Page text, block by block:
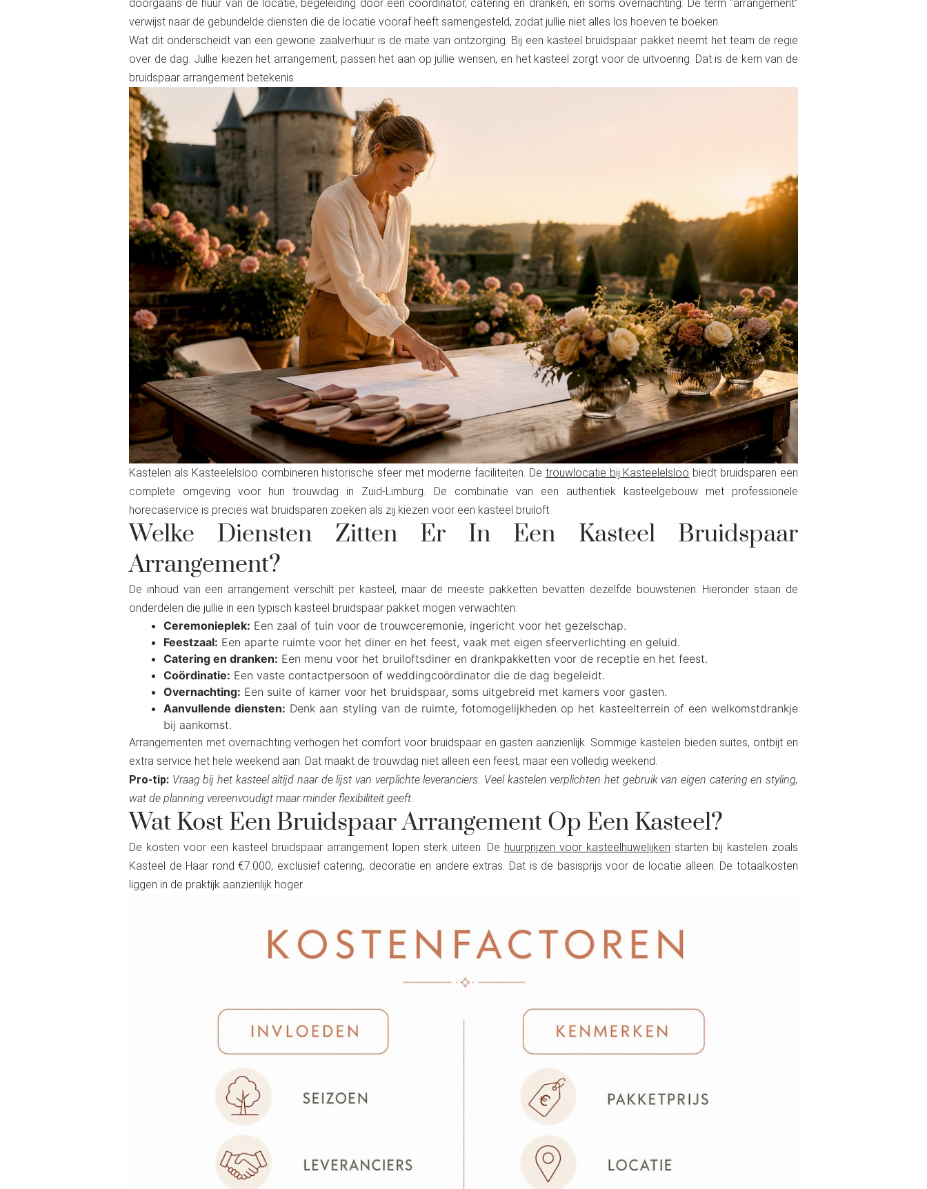
doorgaans de huur van de locatie, begeleiding door een coördinator, catering en dranken, en soms overnachting. De term “arrangement”
verwijst naar de gebundelde diensten die de locatie vooraf heeft samengesteld, zodat jullie niet alles los hoeven te boeken.
Wat dit onderscheidt van een gewone zaalverhuur is de mate van ontzorging. Bij een kasteel bruidspaar pakket neemt het team de regie
over de dag. Jullie kiezen het arrangement, passen het aan op jullie wensen, en het kasteel zorgt voor de uitvoering. Dat is de kern van de
bruidspaar arrangement betekenis.
Kastelen als Kasteelelsloo combineren historische sfeer met moderne faciliteiten. De trouwlocatie bij Kasteelelsloo biedt bruidsparen een
complete omgeving voor hun trouwdag in Zuid-Limburg. De combinatie van een authentiek kasteelgebouw met professionele
horecaservice is precies wat bruidsparen zoeken als zij kiezen voor een kasteel bruiloft.
Welke Diensten Zitten Er In Een Kasteel Bruidspaar
Arrangement?
De inhoud van een arrangement verschilt per kasteel, maar de meeste pakketten bevatten dezelfde bouwstenen. Hieronder staan de
onderdelen die jullie in een typisch kasteel bruidspaar pakket mogen verwachten:
Ceremonieplek: Een zaal of tuin voor de trouwceremonie, ingericht voor het gezelschap.
Feestzaal: Een aparte ruimte voor het diner en het feest, vaak met eigen sfeerverlichting en geluid.
Catering en dranken: Een menu voor het bruiloftsdiner en drankpakketten voor de receptie en het feest.
Coördinatie: Een vaste contactpersoon of weddingcoördinator die de dag begeleidt.
Overnachting: Een suite of kamer voor het bruidspaar, soms uitgebreid met kamers voor gasten.
Aanvullende diensten: Denk aan styling van de ruimte, fotomogelijkheden op het kasteelterrein of een welkomstdrankje
bij aankomst.
Arrangementen met overnachting verhogen het comfort voor bruidspaar en gasten aanzienlijk. Sommige kastelen bieden suites, ontbijt en
extra service het hele weekend aan. Dat maakt de trouwdag niet alleen een feest, maar een volledig weekend.
Pro-tip: Vraag bij het kasteel altijd naar de lijst van verplichte leveranciers. Veel kastelen verplichten het gebruik van eigen catering en styling,
wat de planning vereenvoudigt maar minder flexibiliteit geeft.
Wat Kost Een Bruidspaar Arrangement Op Een Kasteel?
De kosten voor een kasteel bruidspaar arrangement lopen sterk uiteen. De huurprijzen voor kasteelhuwelijken starten bij kastelen zoals
Kasteel de Haar rond €7.000, exclusief catering, decoratie en andere extras. Dat is de basisprijs voor de locatie alleen. De totaalkosten
liggen in de praktijk aanzienlijk hoger.